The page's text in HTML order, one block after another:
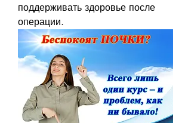
поддерживать здоровье после
операции.